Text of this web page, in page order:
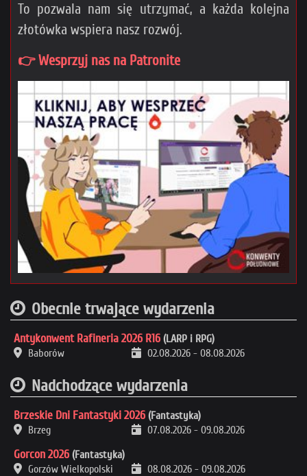
To pozwala nam się utrzymać, a każda kolejna
złotówka wspiera nasz rozwój.
👉 Wesprzyj nas na Patronite
Obecnie trwające wydarzenia
Antykonwent Rafineria 2026 R16 (LARP i RPG)
Baborów
02.08.2026 - 08.08.2026
Nadchodzące wydarzenia
Brzeskie Dni Fantastyki 2026 (Fantastyka)
Brzeg
07.08.2026 - 09.08.2026
Gorcon 2026 (Fantastyka)
Gorzów Wielkopolski
08.08.2026 - 09.08.2026